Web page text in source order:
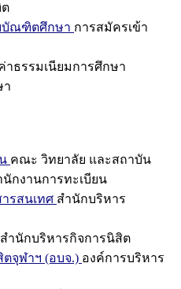
บัณฑิตศึกษา การสมัครเข้า
าธรรมเนียมการศึกษา
า
คณะ วิทยาลัย และสถาบัน
นักงานการทะเบียน
รสนเทศ สำนักบริหาร
สำนักบริหารกิจการนิสิต
จุฬาฯ (อบจ.) องค์การบริหาร